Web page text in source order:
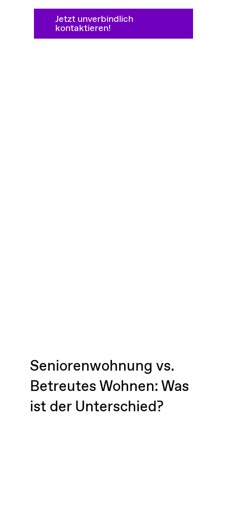
Jetzt unverbindlich
kontaktieren!
Seniorenwohnung vs.
Betreutes Wohnen: Was
ist der Unterschied?